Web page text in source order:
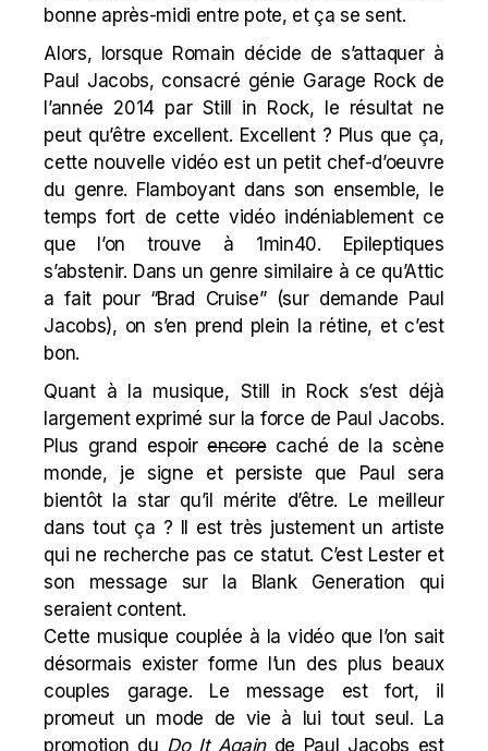
bonne après-midi entre pote, et ça se sent.
Alors, lorsque Romain décide de s’attaquer à
Paul Jacobs, consacré génie Garage Rock de
l’année 2014par Still in Rock, le résultat ne
peut qu’être excellent. Excellent ? Plus que ça,
cette nouvelle vidéo est un petit chef-d’oeuvre
du genre. Flamboyant dans son ensemble, le
temps fort de cette vidéo indéniablement ce
que l’on trouve à 1min40. Epileptiques
s’abstenir. Dans un genre similaire à ce qu’Attic
a fait pour “Brad Cruise” (sur demande Paul
Jacobs), on s’en prend plein la rétine, et c’est
bon.
Quant à la musique, Still in Rock s’est déjà
largement exprimé sur la force de Paul Jacobs.
Plus grand espoirencorecaché de la scène
monde, je signe et persiste que Paul sera
bientôt la star qu’il mérite d’être. Le meilleur
dans tout ça ? Il est très justement un artiste
qui ne recherche pas ce statut. C’est Lesteret
son message sur la Blank Generation qui
seraient content.
Cette musique couplée à la vidéo que l’on sait
désormais exister forme l’un des plus beaux
couples garage. Le message est fort, il
promeut un mode de vie à lui tout seul. La
promotion du Do It Again de Paul Jacobs est